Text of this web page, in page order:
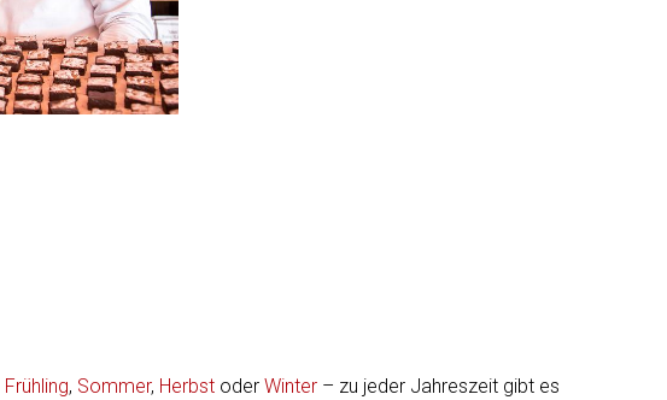
Frühling, Sommer, Herbst oder Winter – zu jeder Jahreszeit gibt es